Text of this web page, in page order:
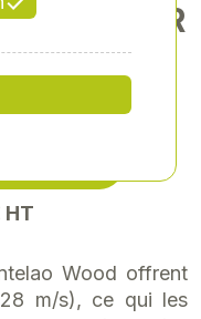
COUPUR
Wood offrent
m/s), ce qui les